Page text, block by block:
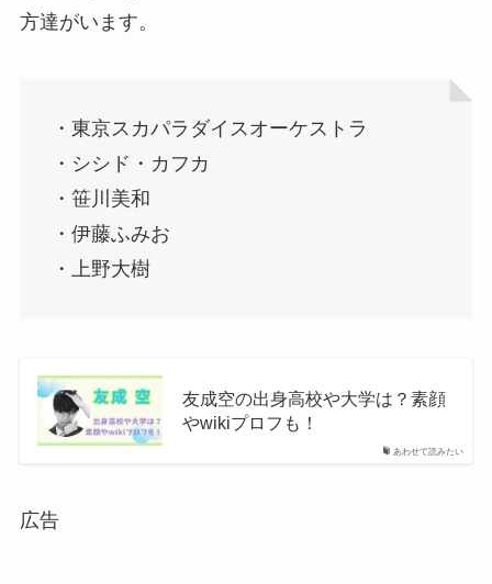
方達がいます。
・東京スカパラダイスオーケストラ
・シシド・カフカ
・笹川美和
・伊藤ふみお
・上野大樹
あわせて読みたい
友成空の出身高校や大学は？素顔
やwikiプロフも！
広告